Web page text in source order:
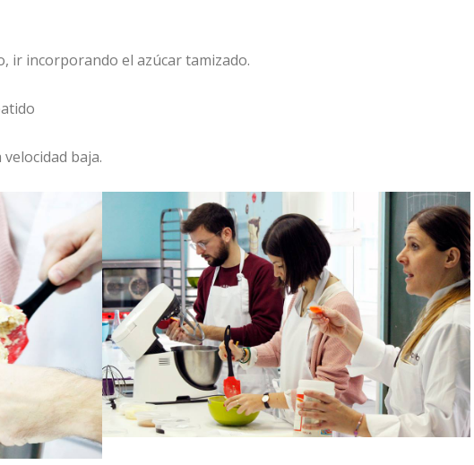
ir incorporando el azúcar tamizado.
baja.